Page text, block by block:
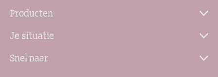
Producten
Je situatie
Snel naar